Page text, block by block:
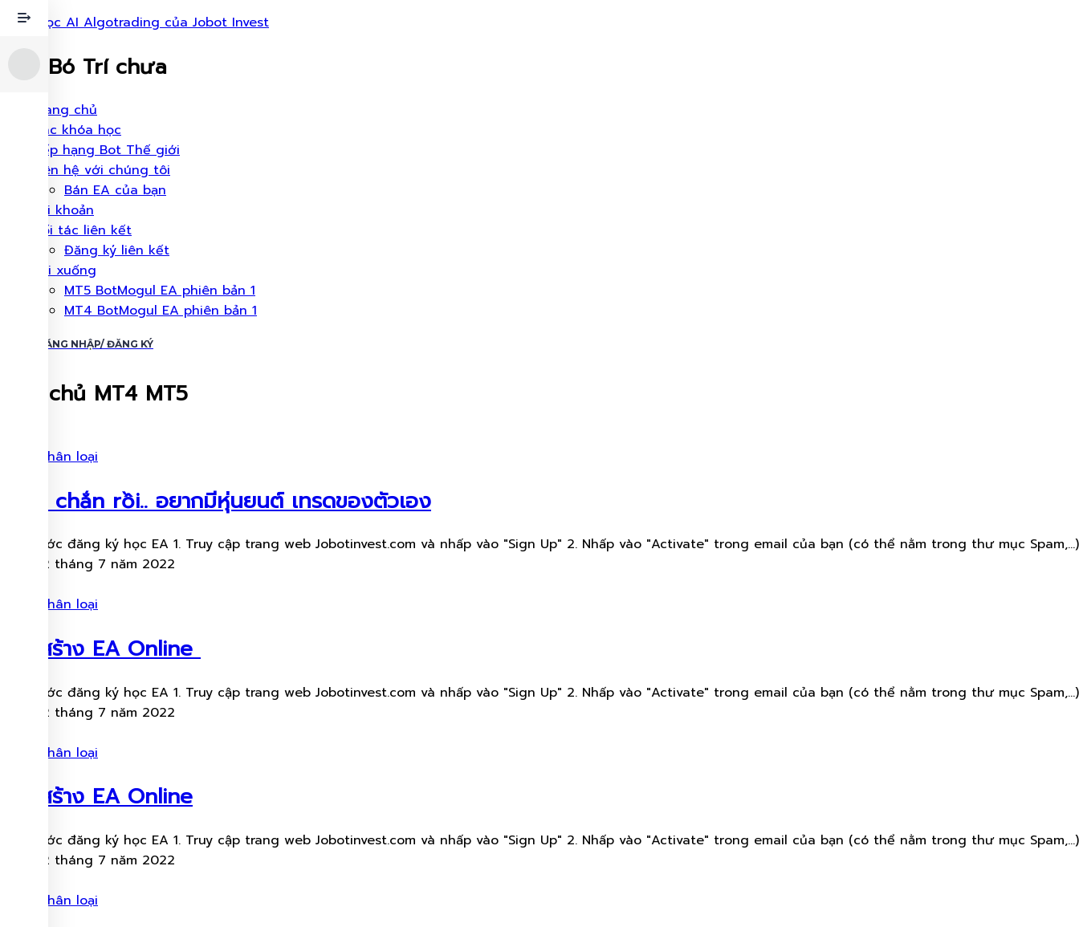
Khóa học AI Algotrading của Jobot Invest
Chu Bó Trí chưa
Trang chủ
Các khóa học
Xếp hạng Bot Thế giới
Liên hệ với chúng tôi
Bán EA của bạn
Tài khoản
Đối tác liên kết
Đăng ký liên kết
Tải xuống
MT5 BotMogul EA phiên bản 1
MT4 BotMogul EA phiên bản 1
ĐĂNG NHẬP/ ĐĂNG KÝ
Máy chủ MT4 MT5
Chưa phân loại
chắc chắn rồi.. อยากมีหุ่นยนต์​ เทรดของตัวเอง
Các bước đăng ký học EA 1. Truy cập trang web Jobotinvest.com và nhấp vào "Sign Up" 2. Nhấp vào "Activate" trong email của bạn (có thể nằm trong thư mục Spam,...)
Ngày 12 tháng 7 năm 2022
Chưa phân loại
สอนสร้าง​ EA Online
Các bước đăng ký học EA 1. Truy cập trang web Jobotinvest.com và nhấp vào "Sign Up" 2. Nhấp vào "Activate" trong email của bạn (có thể nằm trong thư mục Spam,...)
Ngày 12 tháng 7 năm 2022
Chưa phân loại
สอนสร้าง​ EA Online
Các bước đăng ký học EA 1. Truy cập trang web Jobotinvest.com và nhấp vào "Sign Up" 2. Nhấp vào "Activate" trong email của bạn (có thể nằm trong thư mục Spam,...)
Ngày 12 tháng 7 năm 2022
Chưa phân loại